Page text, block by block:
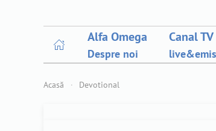
Alfa Omega
Despre noi
Canal TV
Acasă Devotional